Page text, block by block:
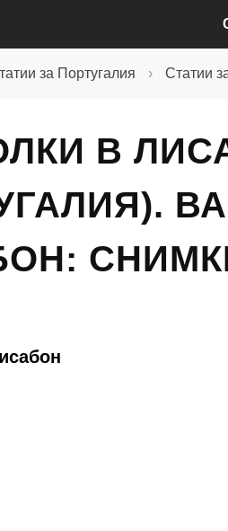
за Португалия › Статии
В